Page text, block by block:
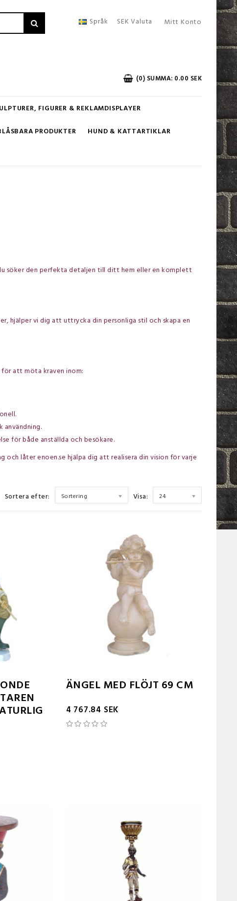
Mitt Konto
Språk SEK Valuta
(0) SUMMA: 0.00 SEK
FIGURER & REKLAMDISPLAYER
PRODUKTER HUND & KATTARTIKLAR
söker den perfekta detaljen till ditt hem eller en komplett
hjälper vi dig att uttrycka din personliga stil och skapa en
att möta kraven inom:
användning.
för både anställda och besökare.
och låter enoen.se hjälpa dig att realisera din vision för varje
Sortera efter: Sortering Visa: 24
ÄNGEL MED FLÖJT 69 CM
4 767.84 SEK